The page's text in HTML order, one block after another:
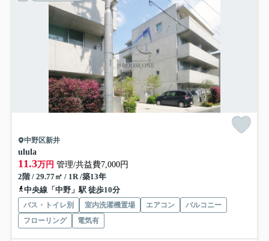
中野区新井
ulula
11.3万円 管理/共益費7,000円
2階 / 29.77㎡ / 1R /築13年
中央線「中野」駅 徒歩10分
バス・トイレ別 室内洗濯機置場 エアコン
バルコニー
フローリング
電気有